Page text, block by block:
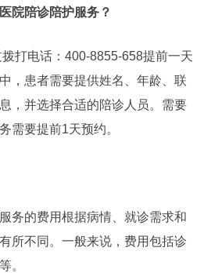
院陪诊陪护服务？
电话：400-8855-658提前一天
，患者需要提供姓名、年龄、联
，并选择合适的陪诊人员。需要
需要提前1天预约。
的费用根据病情、就诊需求和
所不同。一般来说，费用包括诊
。